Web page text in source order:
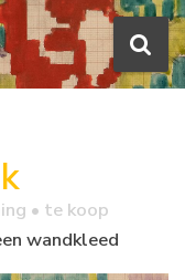
• te koop
wandkleed